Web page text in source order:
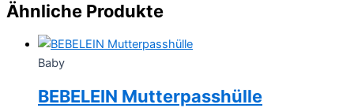
Ähnliche Produkte
Baby
BEBELEIN Mutterpasshülle